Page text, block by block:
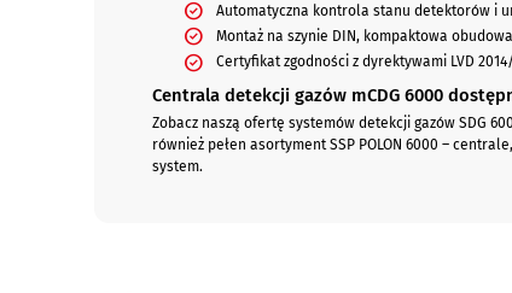
Automatyczna kontrola stanu detektorów i
Montaż na szynie DIN, kompaktowa
Certyfikat zgodności z dyrektywami LVD
Centrala detekcji gazów mCDG 6000
Zobacz naszą ofertę systemów detekcji gazów SDG
również pełen asortyment SSP POLON 6000 –
system.